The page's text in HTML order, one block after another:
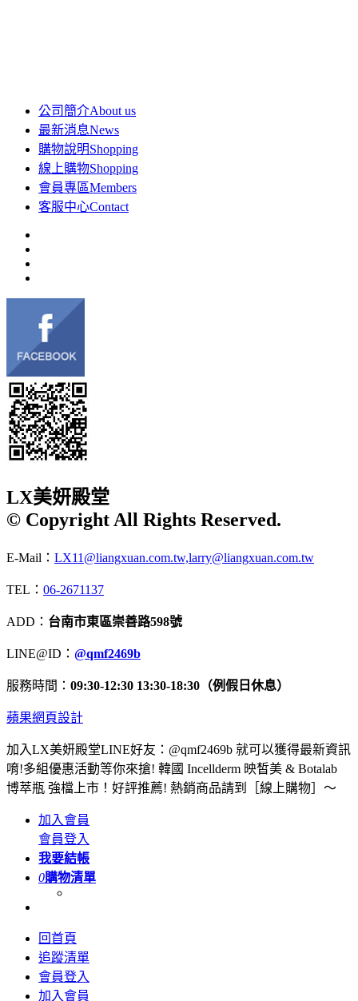
公司簡介About us
最新消息News
購物說明Shopping
線上購物Shopping
會員專區Members
客服中心Contact
LX美妍殿堂
© Copyright All Rights Reserved.
E-Mail： LX11@liangxuan.com.tw,larry@liangxuan.com.tw
TEL： 06-2671137
ADD： 台南市東區崇善路598號
LINE@ID： @qmf2469b
服務時間： 09:30-12:30 13:30-18:30（例假日休息）
蘋果網頁設計
加入LX美妍殿堂LINE好友：@qmf2469b 就可以獲得最新資訊
唷!多組優惠活動等你來搶! 韓國 Incellderm 映皙美 & Botalab
博萃瓶 強檔上市！好評推薦! 熱銷商品請到［線上購物］～
加入會員
會員登入
我要結帳
0購物清單
回首頁
追蹤清單
會員登入
加入會員